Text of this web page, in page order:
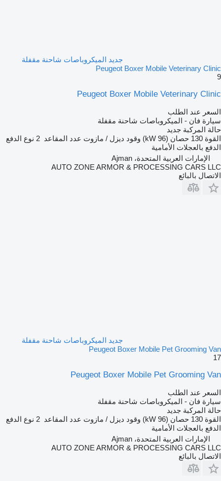
جديد الميكروباصات شاحنة مقفلة
Peugeot Boxer Mobile Veterinary Clinic
9
Peugeot Boxer Mobile Veterinary Clinic
السعر عند الطلب
سيارة فان - الميكروباصات شاحنة مقفلة
حالة المركبة جديد
القوة 130 حصان (96 kW) وقود ديزل / مازوت عدد المقاعد 2 نوع الدفع
الدفع بالعجلات الأمامية
الإمارات العربية المتحدة، Ajman
AUTO ZONE ARMOR & PROCESSING CARS LLC
الاتصال بالبائع
جديد الميكروباصات شاحنة مقفلة
Peugeot Boxer Mobile Pet Grooming Van
17
Peugeot Boxer Mobile Pet Grooming Van
السعر عند الطلب
سيارة فان - الميكروباصات شاحنة مقفلة
حالة المركبة جديد
القوة 130 حصان (96 kW) وقود ديزل / مازوت عدد المقاعد 2 نوع الدفع
الدفع بالعجلات الأمامية
الإمارات العربية المتحدة، Ajman
AUTO ZONE ARMOR & PROCESSING CARS LLC
الاتصال بالبائع